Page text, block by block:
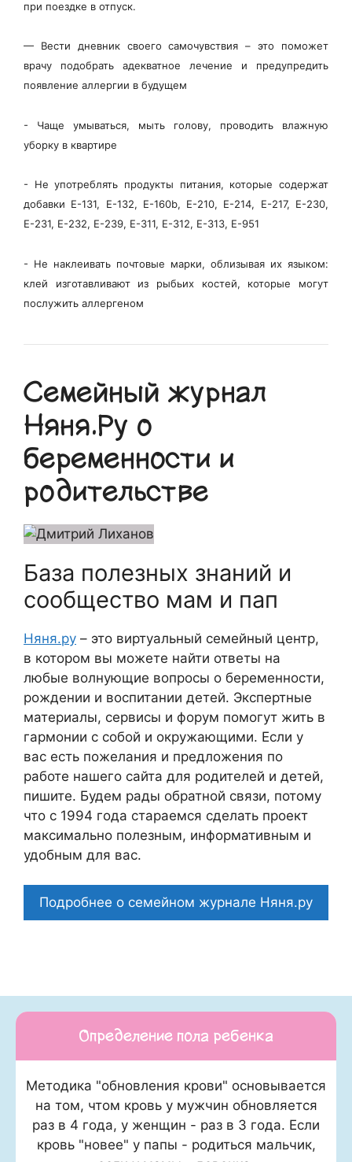
при поездке в отпуск.
— Вести дневник своего самочувствия – это поможет
врачу подобрать адекватное лечение и предупредить
появление аллергии в будущем
-​ Чаще умываться, мыть голову, проводить влажную
уборку в квартире
-​ Не употреблять продукты питания, которые содержат
добавки Е-131, Е-132, Е-160b, Е-210, Е-214, Е-217, Е-230,
Е-231, Е-232, Е-239, Е-311, Е-312, Е-313, Е-951
-​ Не наклеивать почтовые марки, облизывая их языком:
клей изготавливают из рыбьих костей, которые могут
послужить аллергеном
Семейный журнал
Няня.Ру о
беременности и
родительстве
База полезных знаний и
сообщество мам и пап
Няня.ру – это виртуальный семейный центр,
в котором вы можете найти ответы на
любые волнующие вопросы о беременности,
рождении и воспитании детей. Экспертные
материалы, сервисы и форум помогут жить в
гармонии с собой и окружающими. Если у
вас есть пожелания и предложения по
работе нашего сайта для родителей и детей,
пишите. Будем рады обратной связи, потому
что c 1994 года стараемся сделать проект
максимально полезным, информативным и
удобным для вас.
Подробнее о семейном журнале Няня.ру
Определение пола ребенка
Методика "обновления крови" основывается
на том, чтом кровь у мужчин обновляется
раз в 4 года, у женщин - раз в 3 года. Если
кровь "новее" у папы - родиться мальчик,